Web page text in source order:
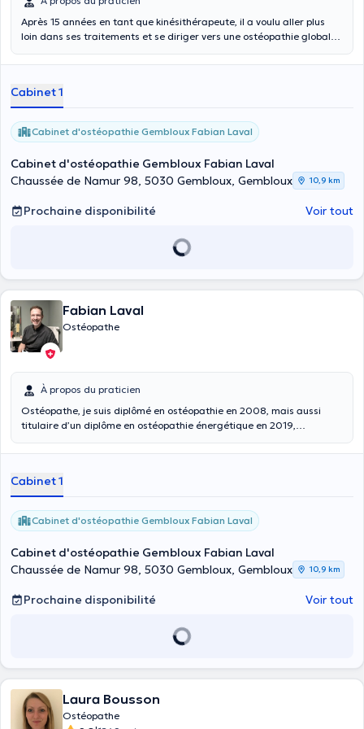
Après 15 années en tant que kinésithérapeute, il a voulu aller plus
loin dans ses traitements et se diriger vers une ostéopathie globale
ostéopathie générale, glandulaire et énergétique. Il vous accueille
Cabinet 1
Cabinet d'ostéopathie Gembloux Fabian Laval
Cabinet d'ostéopathie Gembloux Fabian Laval
Chaussée de Namur 98, 5030 Gembloux, Gembloux
10,9 km
Prochaine disponibilité Voir tout
Fabian Laval
Ostéopathe
À propos du praticien
Ostéopathe, je suis diplômé en ostéopathie en 2008, mais aussi
titulaire d’un diplôme en ostéopathie énergétique en 2019,
générale et énergétique, il prend en charge les douleurs cervicales,
le lumbago et aussi les douleurs costales. Vous pouvez le consulter
pour une migraine, pour un problème de dos, pour un problème de
blessure sportive, pour la gestion de stress, pour une affection
gynécologique ou pédiatrique. Il exerce au cabinet d’ostéopathie
Gembloux.
Cabinet 1
Cabinet d'ostéopathie Gembloux Fabian Laval
Cabinet d'ostéopathie Gembloux Fabian Laval
Chaussée de Namur 98, 5030 Gembloux, Gembloux
10,9 km
Prochaine disponibilité Voir tout
Laura Bousson
Ostéopathe